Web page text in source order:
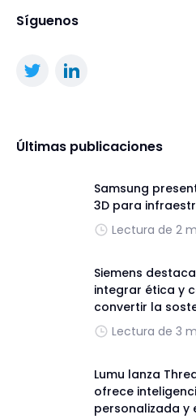
Síguenos
Últimas publicaciones
Samsung
3D para
Lectura de 2
Siemens
integrar ética y
convertir la
Lectura de 3
Lumu lanza
ofrece
personalizada y